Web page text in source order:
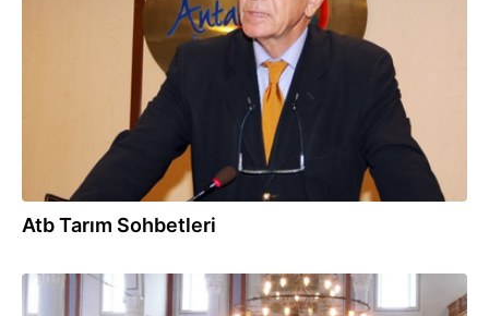
Atb Tarım Sohbetleri
12.03.2014